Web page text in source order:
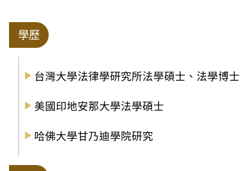
學歷
台灣大學法律學研究所法學碩士、法學博士
美國印地安那大學法學碩士
哈佛大學甘乃迪學院研究